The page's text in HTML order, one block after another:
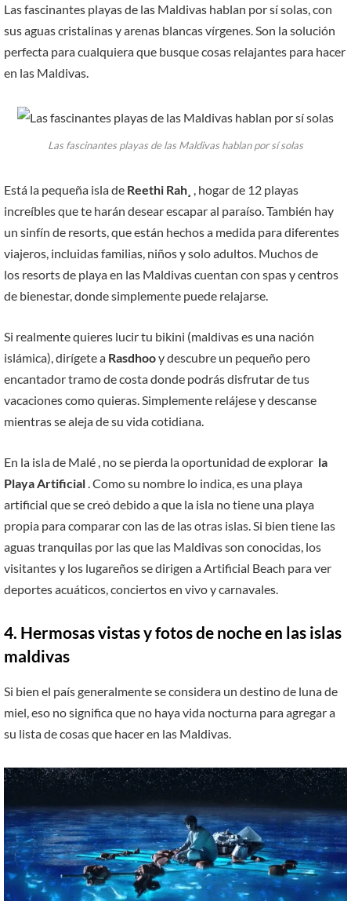
Las fascinantes playas de las Maldivas hablan por sí solas, con
sus aguas cristalinas y arenas blancas vírgenes. Son la solución
perfecta para cualquiera que busque cosas relajantes para hacer
en las Maldivas.
Las fascinantes playas de las Maldivas hablan por sí solas
Está la pequeña isla de Reethi Rah¸ , hogar de 12 playas
increíbles que te harán desear escapar al paraíso. También hay
un sinfín de resorts, que están hechos a medida para diferentes
viajeros, incluidas familias, niños y solo adultos. Muchos de
los resorts de playa en las Maldivas cuentan con spas y centros
de bienestar, donde simplemente puede relajarse.
Si realmente quieres lucir tu bikini (maldivas es una nación
islámica), dirígete a Rasdhooy descubre un pequeño pero
encantador tramo de costa donde podrás disfrutar de tus
vacaciones como quieras. Simplemente relájese y descanse
mientras se aleja de su vida cotidiana.
En la isla de Malé , no se pierda la oportunidad de explorar la
Playa Artificial . Como su nombre lo indica, es una playa
artificial que se creó debido a que la isla no tiene una playa
propia para comparar con las de las otras islas. Si bien tiene las
aguas tranquilas por las que las Maldivas son conocidas, los
visitantes y los lugareños se dirigen a Artificial Beach para ver
deportes acuáticos, conciertos en vivo y carnavales.
4. Hermosas vistas y fotos de noche en las islas
maldivas
Si bien el país generalmente se considera un destino de luna de
miel, eso no significa que no haya vida nocturna para agregar a
su lista de cosas que hacer en las Maldivas.